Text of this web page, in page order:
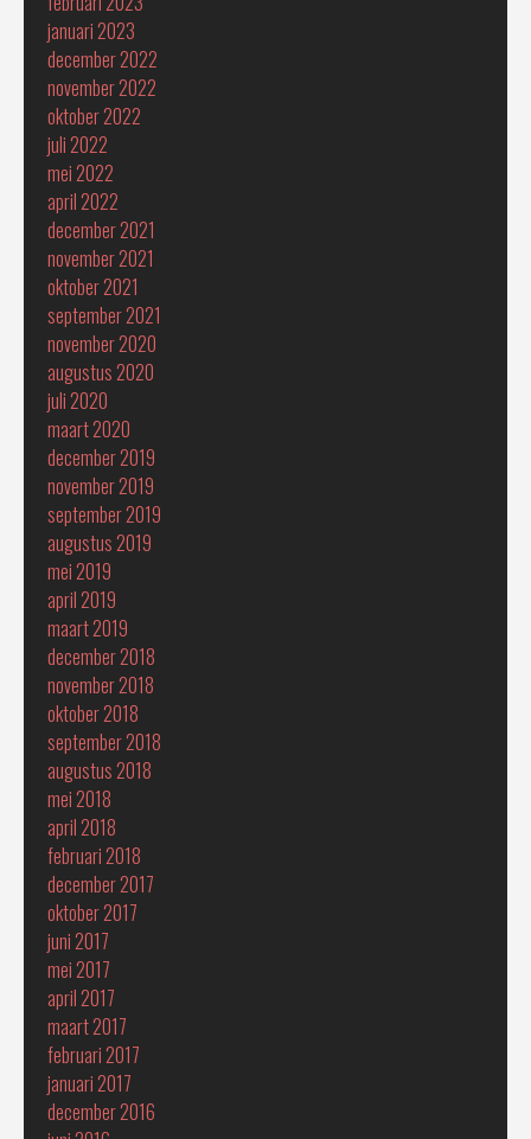
januari 2023
december 2022
november 2022
oktober 2022
juli 2022
mei 2022
april 2022
december 2021
november 2021
oktober 2021
september 2021
november 2020
augustus 2020
juli 2020
maart 2020
december 2019
november 2019
september 2019
augustus 2019
mei 2019
april 2019
maart 2019
december 2018
november 2018
oktober 2018
september 2018
augustus 2018
mei 2018
april 2018
februari 2018
december 2017
oktober 2017
juni 2017
mei 2017
april 2017
maart 2017
februari 2017
januari 2017
december 2016